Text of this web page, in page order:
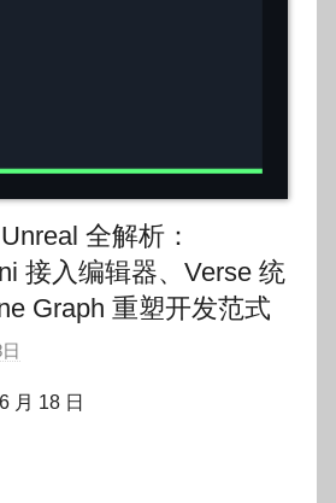
全解析：
接入编辑器、Verse 统
Graph 重塑开发范式
月 18 日